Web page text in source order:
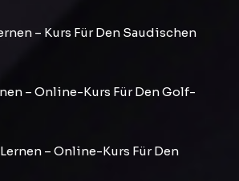
– Kurs Für Den Saudischen
– Online-Kurs Für Den Golf-
– Online-Kurs Für Den